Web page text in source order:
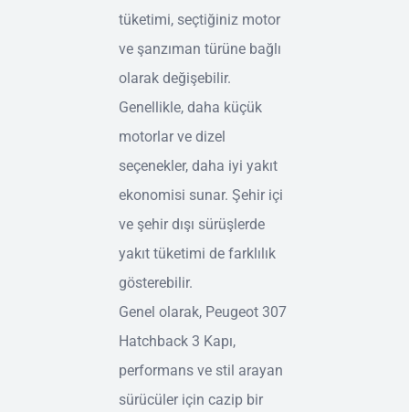
tüketimi, seçtiğiniz motor
ve şanzıman türüne bağlı
olarak değişebilir.
Genellikle, daha küçük
motorlar ve dizel
seçenekler, daha iyi yakıt
ekonomisi sunar. Şehir içi
ve şehir dışı sürüşlerde
yakıt tüketimi de farklılık
gösterebilir.
Genel olarak, Peugeot 307
Hatchback 3 Kapı,
performans ve stil arayan
sürücüler için cazip bir